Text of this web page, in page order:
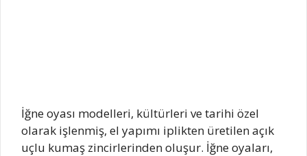
İğne oyası modelleri, kültürleri ve tarihi özel
olarak işlenmiş, el yapımı iplikten üretilen açık
uçlu kumaş zincirlerinden oluşur. İğne oyaları,